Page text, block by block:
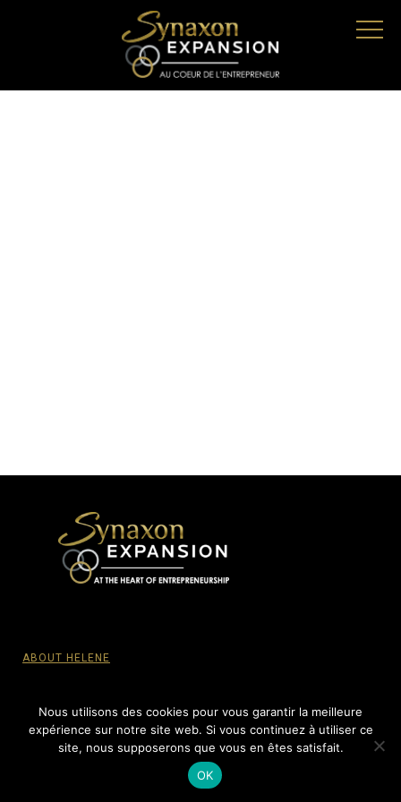
ABOUT HELENE
© SYNAXON EXPANSION, 2015-2022 - All Rights reserved.
Nous utilisons des cookies pour vous garantir la meilleure
expérience sur notre site web. Si vous continuez à utiliser ce
site, nous supposerons que vous en êtes satisfait.
OK